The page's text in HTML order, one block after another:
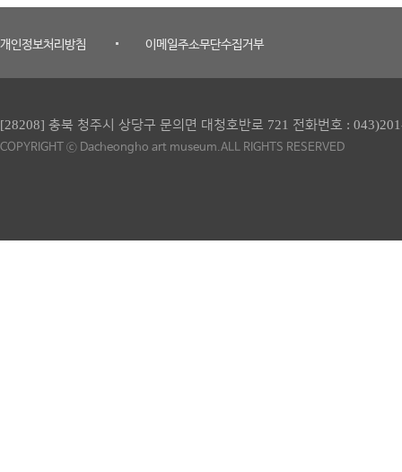
개인정보처리방침 이메일주소무단수집거부
[28208] 충북 청주시 상당구 문의면 대청호반로 721 전화번호 :
COPYRIGHT ⓒ Dacheongho art museum.ALL RIGHTS RESERVED